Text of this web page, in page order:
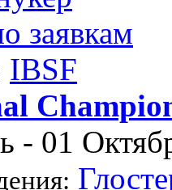
заявкам
IBSF
- 01